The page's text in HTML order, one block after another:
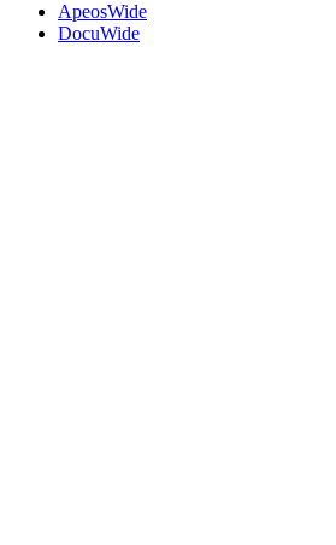
ApeosWide
DocuWide